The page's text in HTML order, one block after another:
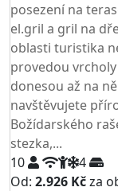
posezení na
el.gril a gril na
oblasti turistika
provedou
donesou až na
navštěvujete
Božídarského
stezka,...
10
4
Od: 2.926 Kčza